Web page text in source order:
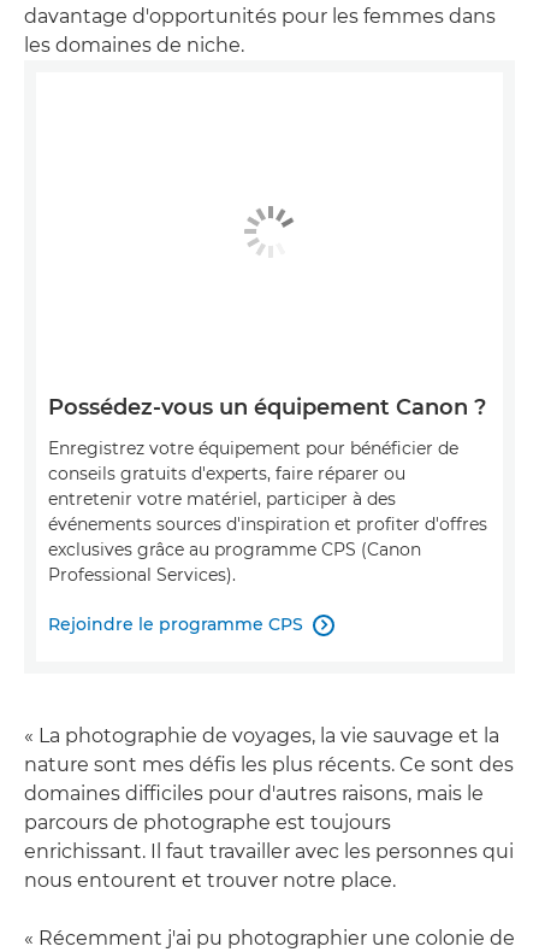
davantage d'opportunités pour les femmes dans
les domaines de niche.
Possédez-vous un équipement Canon ?
Enregistrez votre équipement pour bénéficier de
conseils gratuits d'experts, faire réparer ou
entretenir votre matériel, participer à des
événements sources d'inspiration et profiter d'offres
exclusives grâce au programme CPS (Canon
Professional Services).
Rejoindre le programme CPS 
« La photographie de voyages, la vie sauvage et la
nature sont mes défis les plus récents. Ce sont des
domaines difficiles pour d'autres raisons, mais le
parcours de photographe est toujours
enrichissant. Il faut travailler avec les personnes qui
nous entourent et trouver notre place.
« Récemment j'ai pu photographier une colonie de